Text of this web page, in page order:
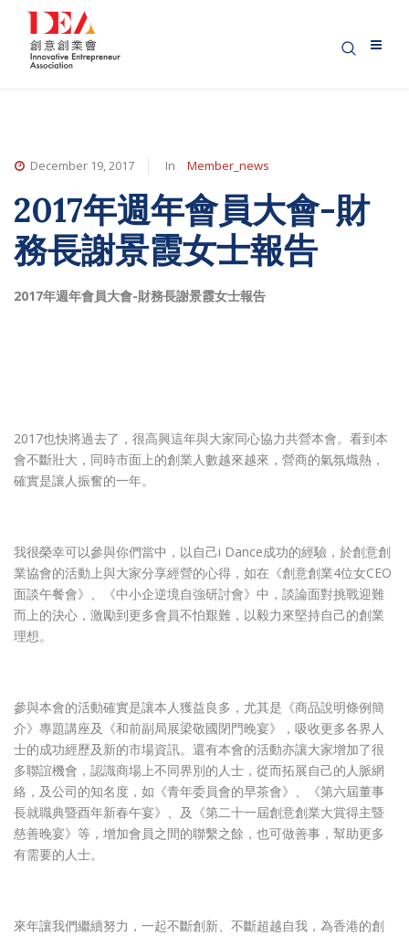
December 19, 2017 In Member_news
2017年週年會員大會-財
務長謝景霞女士報告
2017年週年會員大會-財務長謝景霞女士報告
2017也快將過去了，很高興這年與大家同心協力共營本會。看到本
會不斷壯大，同時市面上的創業人數越來越來，營商的氣氛熾熱，
確實是讓人振奮的一年。
我很榮幸可以參與你們當中，以自己i Dance成功的經驗，於創意創
業協會的活動上與大家分享經營的心得，如在《創意創業4位女CEO
面談午餐會》、《中小企逆境自強研討會》中，談論面對挑戰迎難
而上的決心，激勵到更多會員不怕艱難，以毅力來堅持自己的創業
理想。
參與本會的活動確實是讓本人獲益良多，尤其是《商品說明條例簡
介》專題講座及《和前副局展梁敬國閉門晚宴》，吸收更多各界人
士的成功經歷及新的市場資訊。還有本會的活動亦讓大家增加了很
多聯誼機會，認識商場上不同界別的人士，從而拓展自己的人脈網
絡，及公司的知名度，如《青年委員會的早茶會》、《第六屆董事
長就職典暨酉年新春午宴》、及《第二十一屆創意創業大賞得主暨
慈善晚宴》等，增加會員之間的聯繫之餘，也可做善事，幫助更多
有需要的人士。
來年讓我們繼續努力，一起不斷創新、不斷超越自我，為香港的創